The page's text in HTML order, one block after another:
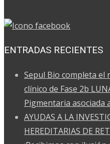
ENTRADAS RECIENTES
Sepul Bio completa el
clínico de Fase 2b
Pigmentaria asociada
AYUDAS A LA
HEREDITARIAS DE